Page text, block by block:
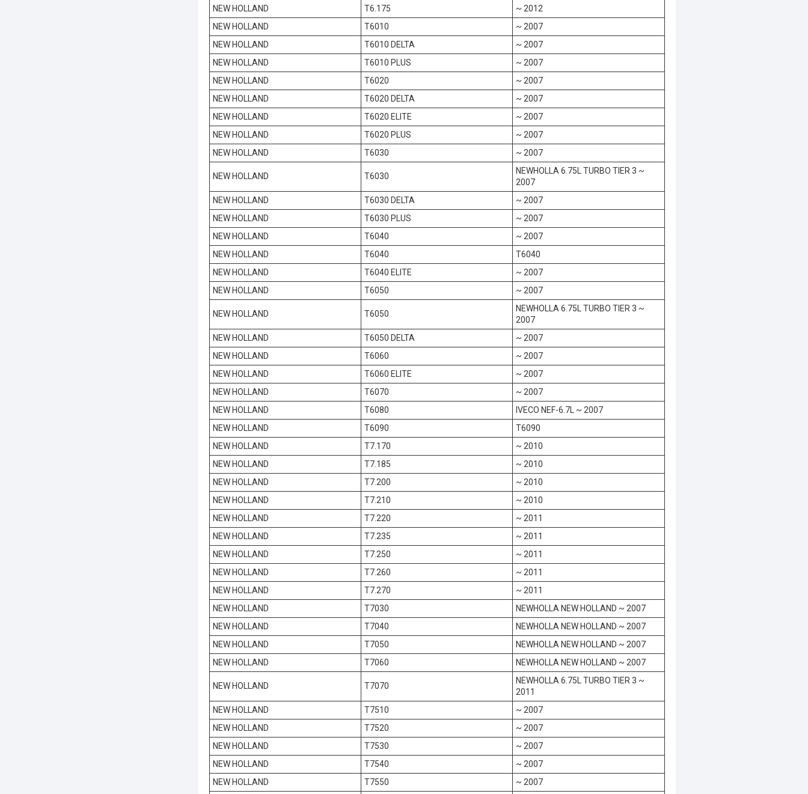
NEW HOLLAND
T6.175
~ 2012
NEW HOLLAND
T6010
~ 2007
NEW HOLLAND
T6010 DELTA
~ 2007
NEW HOLLAND
T6010 PLUS
~ 2007
NEW HOLLAND
T6020
~ 2007
NEW HOLLAND
T6020 DELTA
~ 2007
NEW HOLLAND
T6020 ELITE
~ 2007
NEW HOLLAND
T6020 PLUS
~ 2007
NEW HOLLAND
T6030 ~ 2007
NEW HOLLAND T6030
NEWHOLLA 6.75L TURBO TIER 3 ~
2007
NEW HOLLAND
T6030 DELTA
~ 2007
NEW HOLLAND
T6030 PLUS
~ 2007
NEW HOLLAND
T6040
~ 2007
NEW HOLLAND
T6040
T6040
NEW HOLLAND
T6040 ELITE
~ 2007
NEW HOLLAND
T6050 ~ 2007
NEW HOLLAND T6050
NEWHOLLA 6.75L TURBO TIER 3 ~
2007
NEW HOLLAND
T6050 DELTA
~ 2007
NEW HOLLAND
T6060
~ 2007
NEW HOLLAND
T6060 ELITE
~ 2007
NEW HOLLAND
T6070
~ 2007
NEW HOLLAND
T6080
IVECO NEF-6.7L ~ 2007
NEW HOLLAND
T6090
T6090
NEW HOLLAND
T7.170
~ 2010
NEW HOLLAND
T7.185
~ 2010
NEW HOLLAND
T7.200
~ 2010
NEW HOLLAND
T7.210
~ 2010
NEW HOLLAND
T7.220
~ 2011
NEW HOLLAND
T7.235
~ 2011
NEW HOLLAND
T7.250
~ 2011
NEW HOLLAND
T7.260
~ 2011
NEW HOLLAND
T7.270
~ 2011
NEW HOLLAND
T7030
NEWHOLLA NEW HOLLAND ~ 2007
NEW HOLLAND
T7040
NEWHOLLA NEW HOLLAND ~ 2007
NEW HOLLAND
T7050
NEWHOLLA NEW HOLLAND ~ 2007
NEW HOLLAND
T7060 NEWHOLLA NEW HOLLAND ~ 2007
NEW HOLLAND T7070
NEWHOLLA 6.75L TURBO TIER 3 ~
2011
NEW HOLLAND
T7510
~ 2007
NEW HOLLAND
T7520
~ 2007
NEW HOLLAND
T7530
~ 2007
NEW HOLLAND
T7540
~ 2007
NEW HOLLAND
T7550
~ 2007